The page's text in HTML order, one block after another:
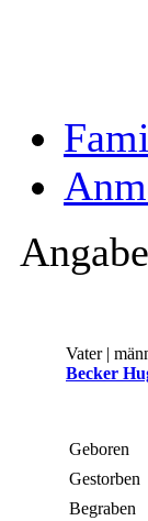
Vater |
Becker
Geboren
Gestorben
Begraben